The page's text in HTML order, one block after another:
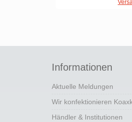
Informationen
Aktuelle Meldungen
Wir konfektionieren
Händler & Institutionen